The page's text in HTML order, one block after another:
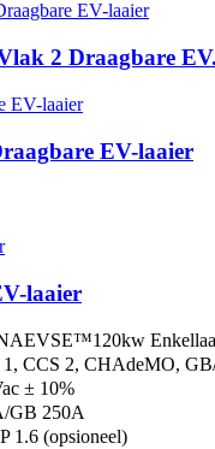
2 Draagbare
EV-laaier
laaier
1, CCS 2, CHAdeMO,
± 10%
GB 250A
1.6 (opsioneel)